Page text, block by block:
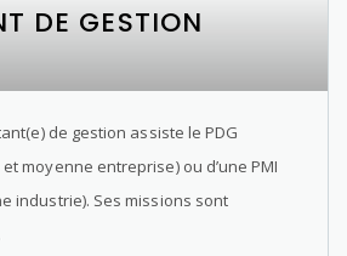
DE GESTION
de gestion assiste le PDG
et moyenne entreprise) ou d’une PMI
industrie). Ses missions sont